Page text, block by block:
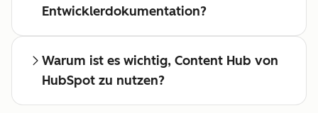
Entwicklerdokumentation?
Warum ist es wichtig, Content Hub von
HubSpot zu nutzen?